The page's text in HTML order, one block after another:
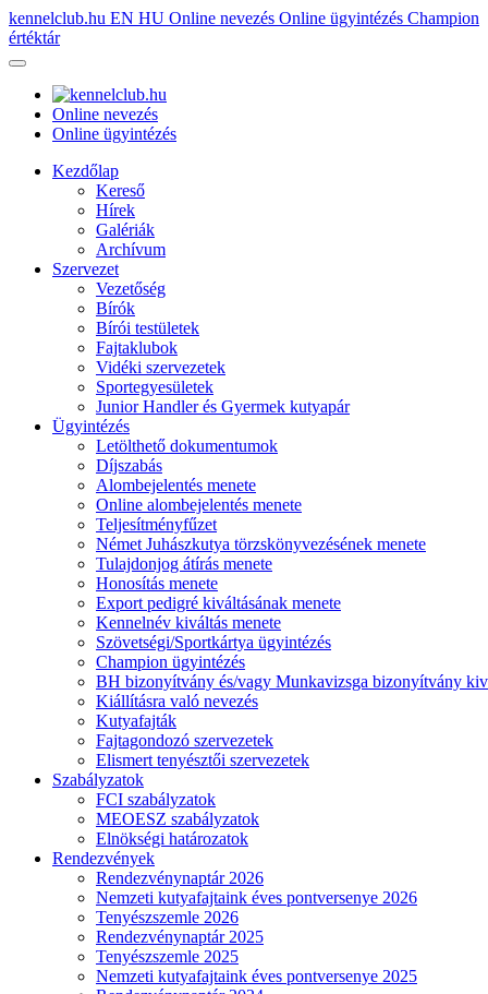
kennelclub.hu EN HU Online nevezés Online ügyintézés Champion
értéktár
Online nevezés
Online ügyintézés
Kezdőlap
Kereső
Hírek
Galériák
Archívum
Szervezet
Vezetőség
Bírók
Bírói testületek
Fajtaklubok
Vidéki szervezetek
Sportegyesületek
Junior Handler és Gyermek kutyapár
Ügyintézés
Letölthető dokumentumok
Díjszabás
Alombejelentés menete
Online alombejelentés menete
Teljesítményfűzet
Német Juhászkutya törzskönyvezésének menete
Tulajdonjog átírás menete
Honosítás menete
Export pedigré kiváltásának menete
Kennelnév kiváltás menete
Szövetségi/Sportkártya ügyintézés
Champion ügyintézés
BH bizonyítvány és/vagy Munkavizsga bizonyítvány
Kiállításra való nevezés
Kutyafajták
Fajtagondozó szervezetek
Elismert tenyésztői szervezetek
Szabályzatok
FCI szabályzatok
MEOESZ szabályzatok
Elnökségi határozatok
Rendezvények
Rendezvénynaptár 2026
Nemzeti kutyafajtaink éves pontversenye 2026
Tenyészszemle 2026
Rendezvénynaptár 2025
Tenyészszemle 2025
Nemzeti kutyafajtaink éves pontversenye 2025